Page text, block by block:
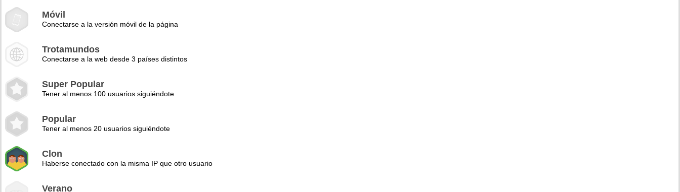
Móvil
Conectarse a la versión móvil de la página
Trotamundos
Conectarse a la web desde 3 países distintos
Super Popular
Tener al menos 100 usuarios siguiéndote
Popular
Tener al menos 20 usuarios siguiéndote
Clon
Haberse conectado con la misma IP que otro usuario
Verano